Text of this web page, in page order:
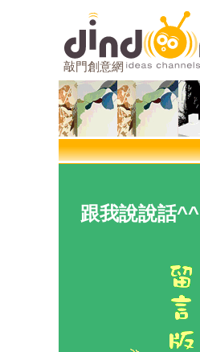
跟我說說話^^
敲門創意網